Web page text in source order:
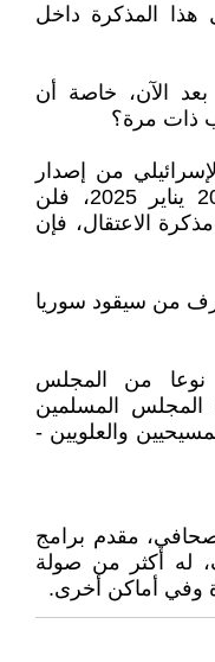
هذا المذكرة داخل
الآن، خاصة أن
ذات مرة؟
من إصدار
مذكرة اعتقال بحق نتنياهو قبل 20 يناير 2025، فلن
الاعتقال، فإن
من سيقود سوريا
من المجلس
المجلس المسلمين
والعلويين -
مقدم برامج
له أكثر من صولة
وفي أماكن أخرى.